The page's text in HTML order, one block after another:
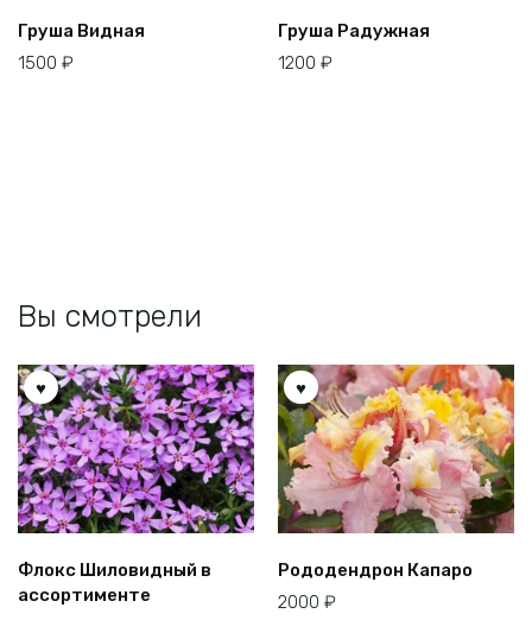
Груша Видная
1500 ₽
Груша Радужная
1200 ₽
Вы смотрели
Флокс Шиловидный в
ассортименте
Рододендрон Капаро
2000 ₽